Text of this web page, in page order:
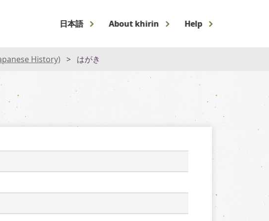
日本語 About khirin Help
History) はがき